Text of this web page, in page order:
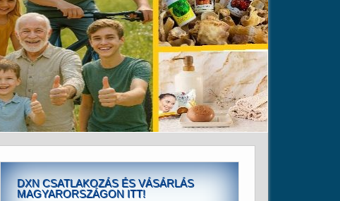
DXN CSATLAKOZÁS ÉS VÁSÁRLÁS
MAGYARORSZÁGON ITT!